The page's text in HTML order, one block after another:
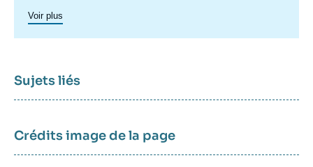
restrictions, politiques industrielles ou préoccupations de
confiance et en reconfigurant le système monétaire mondial.
Elles interrogent le rôle de plusieurs acteurs-clés : fonds
souverains, banques centrales, plateformes numériques,
financières. Dans un contexte de rupture profonde, il ne suffit
plus de raffiner les approches existantes. L'initiative est conçue
Voir plus
Sujets liés
Crédits image de la page